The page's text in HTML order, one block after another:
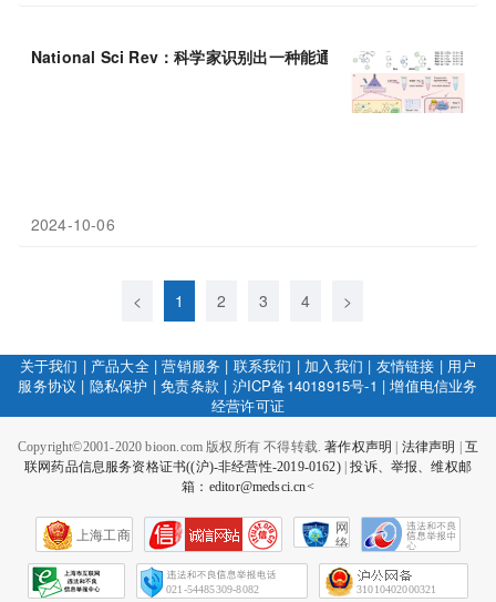
National Sci Rev：科学家识别出一种能通过靶向作用线粒体ATP
2024-10-06
< 1 2 3 4 >
关于我们 | 产品大全|营销服务 | 联系我们 | 加入我们 | 友情链接 | 用户
服务协议 | 隐私保护 |免责条款 | 沪ICP备14018915号-1 |增值电信业务
经营许可证
Copyright©2001-2020 bioon.com 版权所有 不得转载.著作权声明 法律声明
互
联网药品信息服务资格证书((沪)-非经营性-2019-0162)|投诉、举报、维权邮
箱：editor@medsci.cn<
上海工商
网
络
会
征
021-54485309-8082 31010402000321